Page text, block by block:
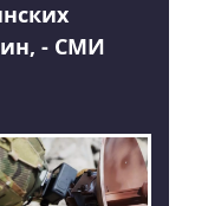
- СМИ